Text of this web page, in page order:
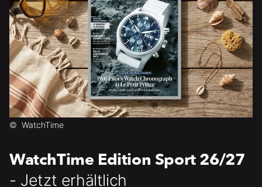
© WatchTime
WatchTime Edition Sport 26/27
- Jetzt erhältlich